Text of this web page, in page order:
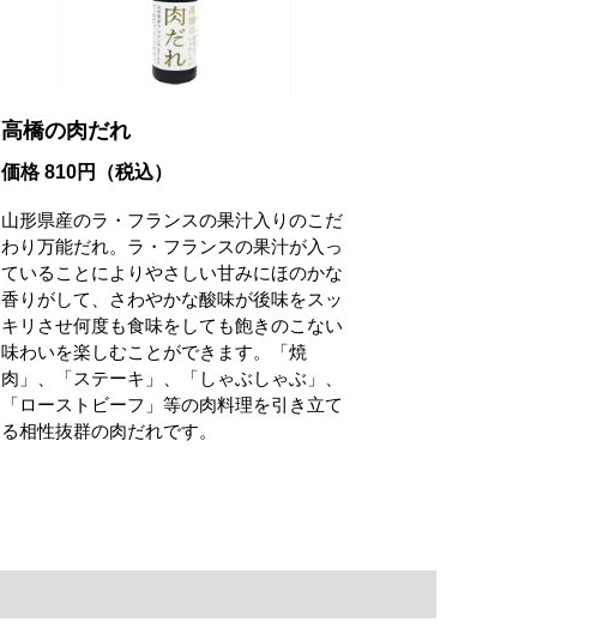
高橋の肉だれ
価格 810円（税込）
山形県産のラ・フランスの果汁入りのこだ
わり万能だれ。ラ・フランスの果汁が入っ
ていることによりやさしい甘みにほのかな
香りがして、さわやかな酸味が後味をスッ
キリさせ何度も食味をしても飽きのこない
味わいを楽しむことができます。「焼
肉」、「ステーキ」、「しゃぶしゃぶ」、
「ローストビーフ」等の肉料理を引き立て
る相性抜群の肉だれです。